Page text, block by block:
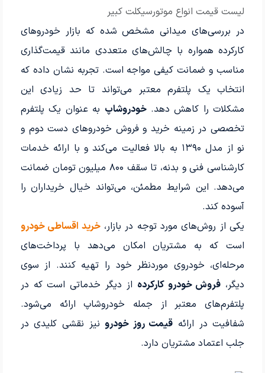
لیست قیمت انواع موتورسیکلت کبیر
در بررسی‌های میدانی مشخص شده که بازار خودروهای
کارکرده همواره با چالش‌های متعددی مانند قیمت‌گذاری
مناسب و ضمانت کیفی مواجه است. تجربه نشان داده که
انتخاب یک پلتفرم معتبر می‌تواند تا حد زیادی این
مشکلات را کاهش دهد.خودروشاپ به عنوان یک پلتفرم
تخصصی در زمینه خرید و فروش خودروهای دست دوم و
نو از مدل ۱۳۹۰ به بالا فعالیت می‌کند و با ارائه خدمات
کارشناسی فنی و بدنه، تا سقف ۸۰۰ میلیون تومان ضمانت
می‌دهد. این شرایط مطمئن، می‌تواند خیال خریداران را
آسوده کند.
یکی از روش‌های مورد توجه در بازار،خرید اقساطی خودرو
است که به مشتریان امکان می‌دهد با پرداخت‌های
مرحله‌ای، خودروی موردنظر خود را تهیه کنند. از سوی
دیگر، فروش خودرو کارکرده از دیگر خدماتی است که در
پلتفرم‌های معتبر از جمله خودروشاپ ارائه می‌شود.
شفافیت در ارائه قیمت روز خودرونیز نقشی کلیدی در
جلب اعتماد مشتریان دارد.